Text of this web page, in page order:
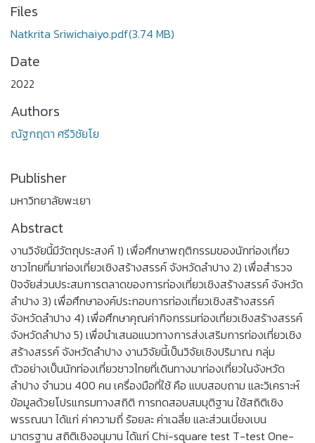
Files
Natkrita Sriwichaiyo.pdf(3.74 MB)
Date
2022
Authors
ณัฐกฤตา ศรีวิชัยโย
Publisher
มหาวิทยาลัยพะเยา
Abstract
งานวิจัยนี้มีวัตถุประสงค์ 1) เพื่อศึกษาพฤติกรรมของนักท่องเที่ยว
ชาวไทยที่มาท่องเที่ยวเชิงสร้างสรรค์ จังหวัดลำปาง 2) เพื่อสำรวจ
ปัจจัยส่วนประสมการตลาดของการท่องเที่ยวเชิงสร้างสรรค์ จังหวัด
ลำปาง 3) เพื่อศึกษาองค์ประกอบการท่องเที่ยวเชิงสร้างสรรค์
จังหวัดลำปาง 4) เพื่อศึกษาคุณค่ากิจกรรมท่องเที่ยวเชิงสร้างสรรค์
จังหวัดลำปาง 5) เพื่อนำเสนอแนวทางการส่งเสริมการท่องเที่ยวเชิง
สร้างสรรค์ จังหวัดลำปาง งานวิจัยนี้เป็นวิจัยเชิงปริมาณ กลุ่ม
ตัวอย่างเป็นนักท่องเที่ยวชาวไทยที่เดินทางมาท่องเที่ยวในจังหวัด
ลำปาง จำนวน 400 คน เครื่องมือที่ใช้ คือ แบบสอบถาม และวิเคราะห์
ข้อมูลด้วยโปรแกรมทางสถิติ การทดสอบสมมุติฐาน ใช้สถิติเชิง
พรรณนา ได้แก่ ค่าความถี่ ร้อยละ ค่าเฉลี่ย และส่วนเบี่ยงเบน
มาตรฐาน สถิติเชิงอนุมาน ได้แก่ Chi-square test T-test One-